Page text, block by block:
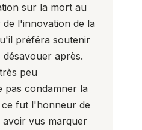
sur la mort au
l'innovation de la
préféra soutenir
désavouer après.
peu
pas condamner la
fut l'honneur de
avoir vus marquer